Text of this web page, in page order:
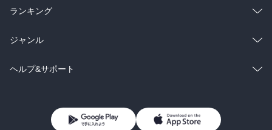
雑誌・グラビア
BL・TL
ラノベ
雑誌・グラビア
BL・TL
総合
ラノベ
雑誌・グラビア
ランキング
総合
ラノベ
ジャンル
コミック
ライトノベル 男子向けラノベ
ヘルプ&サポート
よくあるご質問 お問い合わせ